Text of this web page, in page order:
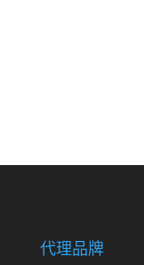
代理品牌